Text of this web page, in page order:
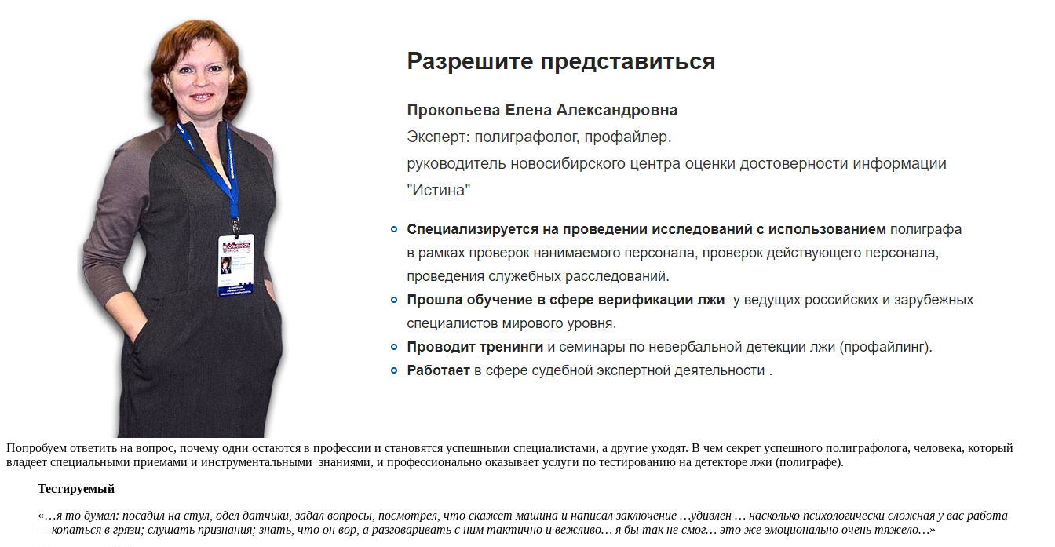
Попробуем ответить на вопрос, почему одни остаются в профессии и становятся успешными специалистами, а другие уходят. В чем секрет успешного полиграфолога, человека, который
владеет специальными приемами и инструментальными знаниями, и профессионально оказывает услуги по тестированию на детекторе лжи (полиграфе).
Тестируемый
«…я то думал: посадил на стул, одел датчики, задал вопросы, посмотрел, что скажет машина и написал заключение …удивлен … насколько психологически сложная у вас работа
— копаться в грязи; слушать признания; знать, что он вор, а разговаривать с ним тактично и вежливо… я бы так не смог… это же эмоционально очень тяжело…»